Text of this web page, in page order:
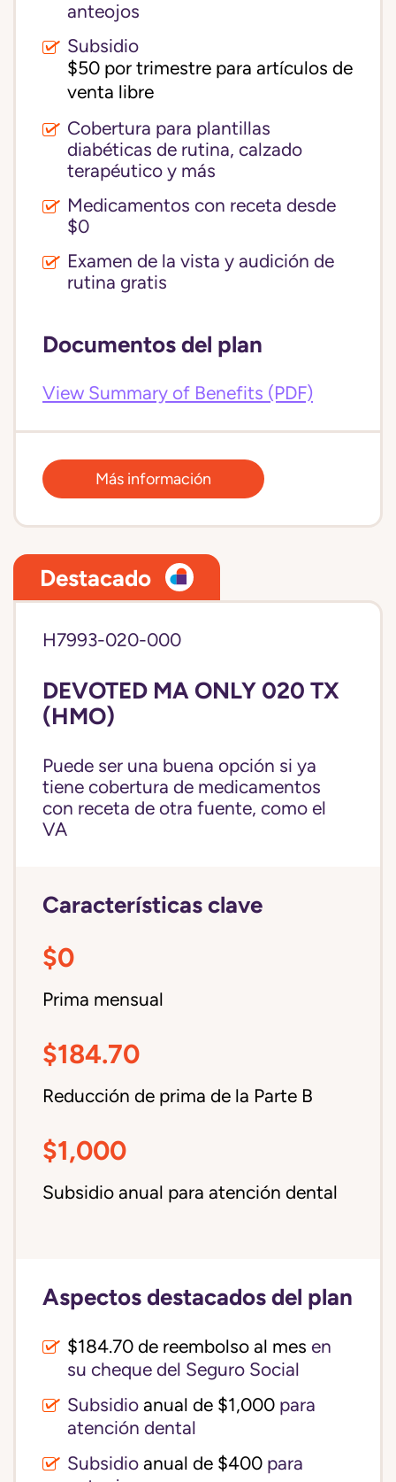
anteojos
Subsidio
$50 por trimestre para artículos de
venta libre
Cobertura para plantillas
diabéticas de rutina, calzado
terapéutico y más
Medicamentos con receta desde
$0
Examen de la vista y audición de
rutina gratis
Documentos del plan
View Summary of Benefits (PDF)
Más información
Destacado
H7993-020-000
DEVOTED MA ONLY 020 TX
(HMO)
Puede ser una buena opción si ya
tiene cobertura de medicamentos
con receta de otra fuente, como el
VA
Características clave
$0
Prima mensual
$184.70
Reducción de prima de la Parte B
$1,000
Subsidio anual para atención dental
Aspectos destacados del plan
$184.70 de reembolso al mes en
su cheque del Seguro Social
Subsidio anual de $1,000 para
atención dental
Subsidio anual de $400 para